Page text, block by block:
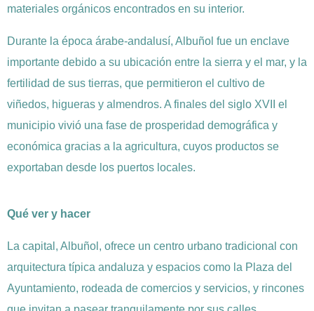
materiales orgánicos encontrados en su interior.
Durante la época árabe‑andalusí, Albuñol fue un enclave
importante debido a su ubicación entre la sierra y el mar, y la
fertilidad de sus tierras, que permitieron el cultivo de
viñedos, higueras y almendros. A finales del siglo XVII el
municipio vivió una fase de prosperidad demográfica y
económica gracias a la agricultura, cuyos productos se
exportaban desde los puertos locales.
Qué ver y hacer
La capital, Albuñol, ofrece un centro urbano tradicional con
arquitectura típica andaluza y espacios como la Plaza del
Ayuntamiento, rodeada de comercios y servicios, y rincones